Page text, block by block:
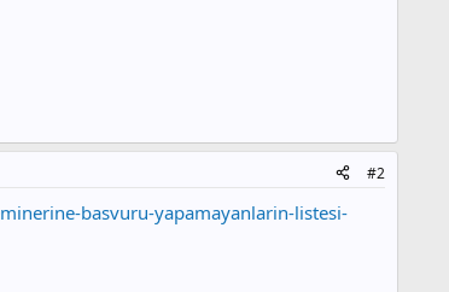
#2
basvuru-yapamayanlarin-listesi-